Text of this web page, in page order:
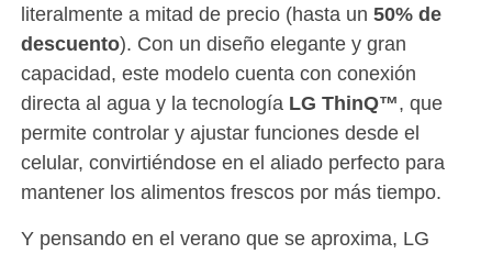
literalmente a mitad de precio (hasta un 50% de
descuento). Con un diseño elegante y gran
capacidad, este modelo cuenta con conexión
directa al agua y la tecnología LG ThinQ™, que
permite controlar y ajustar funciones desde el
celular, convirtiéndose en el aliado perfecto para
mantener los alimentos frescos por más tiempo.
Y pensando en el verano que se aproxima, LG